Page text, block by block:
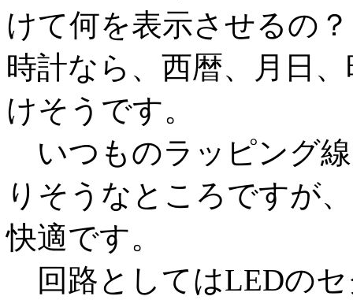
けて何を表示させるの
時計なら、西暦、月日
けそうです。
いつものラッピング
りそうなところですが
快適です。
回路としてはLEDのセ